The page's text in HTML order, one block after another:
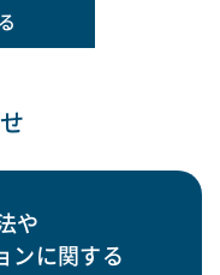
や
ンに関する